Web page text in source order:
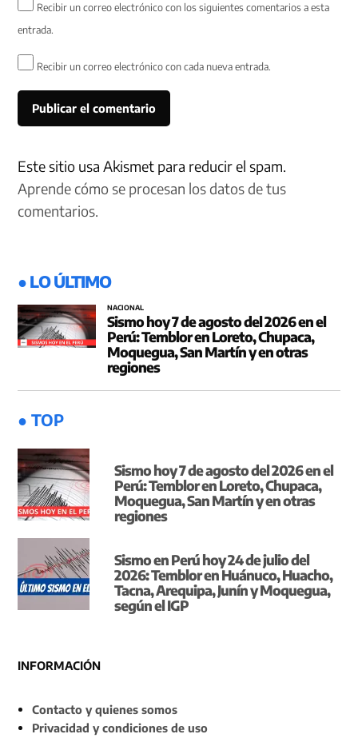
Recibir un correo electrónico con los siguientes comentarios a esta
entrada.
Recibir un correo electrónico con cada nueva entrada.
Este sitio usa Akismet para reducir el spam.
Aprende cómo se procesan los datos de tus
comentarios.
● LO ÚLTIMO
NACIONAL
Sismo hoy 7 de agosto del 2026 en el
Perú: Temblor en Loreto, Chupaca,
Moquegua, San Martín y en otras
regiones
● TOP
Sismo hoy 7 de agosto del 2026 en el
Perú: Temblor en Loreto, Chupaca,
Moquegua, San Martín y en otras
regiones
Sismo en Perú hoy 24 de julio del
2026: Temblor en Huánuco, Huacho,
Tacna, Arequipa, Junín y Moquegua,
según el IGP
INFORMACIÓN
Contacto y quienes somos
Privacidad y condiciones de uso